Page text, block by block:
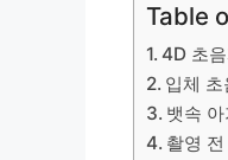
Table
4D 초
입체
뱃속
촬영